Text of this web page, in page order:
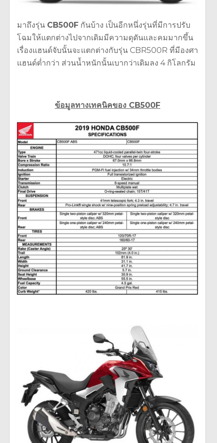
มาถึงรุ่น CB500F กันบ้าง เป็นอีกหนึ่งรุ่นที่มีการปรับ
โฉมให้แตกต่างไปจากเดิมมีความดุดันและคมมากขึ้น
เรื่องแฮนด์จับนั้นจะแตกต่างกับรุ่น CBR500R ที่มีองศา
แฮนด์ต่ำกว่า ส่วนน้ำหนักนั้นเบากว่าเดิมลง 4 กิโลกรัม
ข้อมูลทางเทคนิคของ CB500F